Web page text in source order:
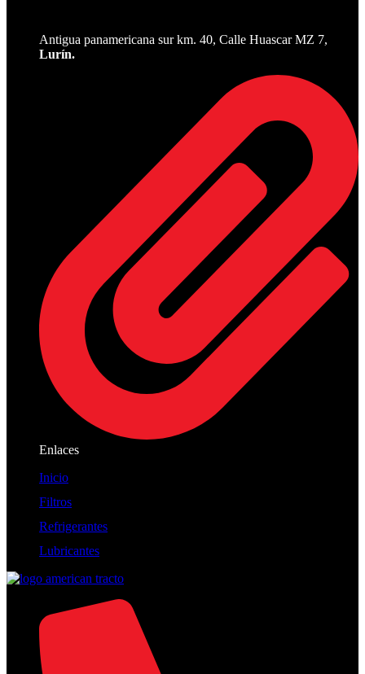
Antigua panamericana sur km. 40, Calle Huascar MZ 7,
Lurín.
Enlaces
Inicio
Filtros
Refrigerantes
Lubricantes